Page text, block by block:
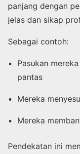
panjang dengan
jelas dan sikap
Sebagai contoh:
Pasukan
pantas
Mereka
Mereka
Pendekatan ini